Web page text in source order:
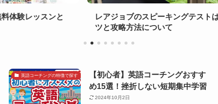
と
レアジョブのスピーキングテストは難しい？受け
ツと攻略方法について
英語コーチングの特徴で探す
【初心者】英語コーチングおすす
め15選！挫折しない短期集中学習
2024年10月2日